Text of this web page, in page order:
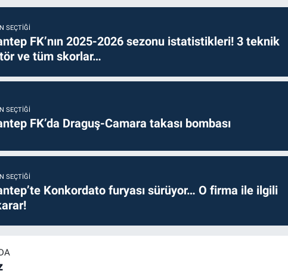
SEÇTIĞI
FK’nın 2025-2026 sezonu istatistikleri! 3 teknik
ve tüm skorlar…
SEÇTIĞI
FK’da Draguş-Camara takası bombası
SEÇTIĞI
Konkordato furyası sürüyor… O firma ile ilgili